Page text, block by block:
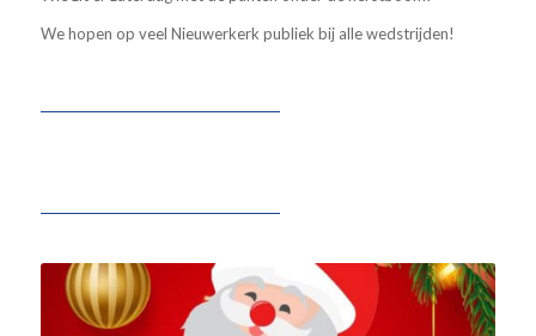
We hopen op veel Nieuwerkerk publiek bij alle wedstrijden!